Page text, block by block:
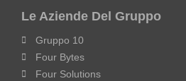
Le Aziende Del Gruppo
Gruppo 10
Four Bytes
Four Solutions